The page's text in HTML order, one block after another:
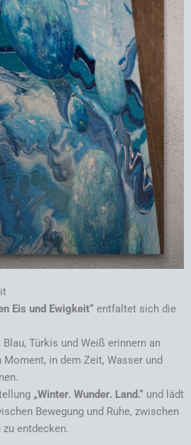
Eis und Ewigkeit“ entfaltet sich die
Türkis und Weiß erinnern an
in dem Zeit, Wasser und
„Winter. Wunder. Land.“ und lädt
Bewegung und Ruhe, zwischen
zu entdecken.